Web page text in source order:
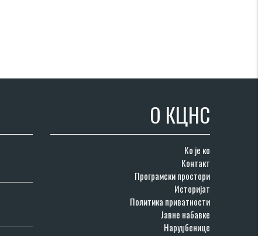
О КЦНС
Ко је ко
Контакт
Програмски простори
Историјат
Политика приватности
Јавне набавке
Наруџбенице